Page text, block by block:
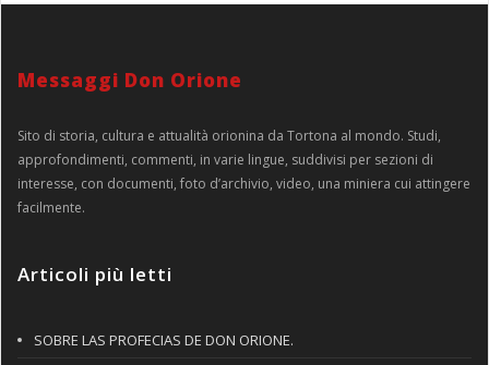
Messaggi Don Orione
Sito di storia, cultura e attualità orionina da Tortona al mondo. Studi,
approfondimenti, commenti, in varie lingue, suddivisi per sezioni di
interesse, con documenti, foto d’archivio, video, una miniera cui attingere
facilmente.
Articoli più letti
SOBRE LAS PROFECIAS DE DON ORIONE.